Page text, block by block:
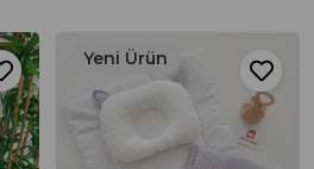
Yeni Ürün